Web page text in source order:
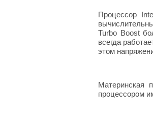
Процессор
Turbo Boost
всегда
этом
Материнская
процессором